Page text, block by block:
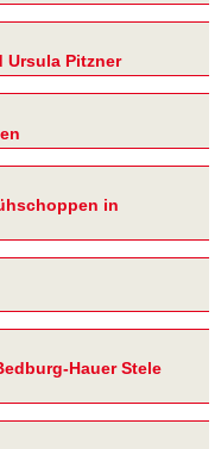
Ursula Pitzner
in
Hauer Stele